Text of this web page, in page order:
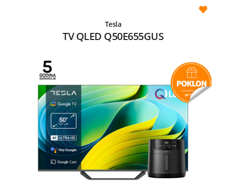
Tesla
TV QLED Q50E655GUS